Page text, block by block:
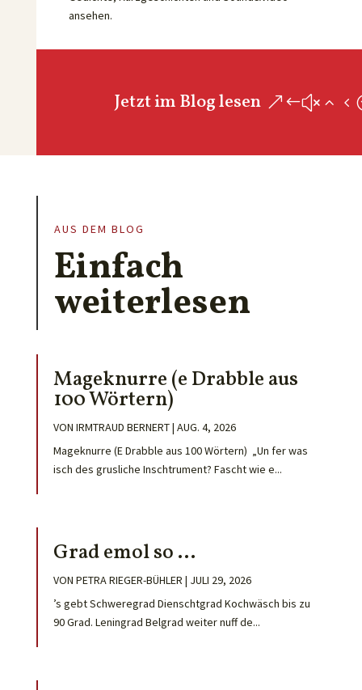
ansehen.
Jetzt im Blog lesen
AUS DEM BLOG
Einfach
weiterlesen
Mageknurre (e Drabble aus
100 Wörtern)
VON IRMTRAUD BERNERT| AUG. 4, 2026
Mageknurre (E Drabble aus 100 Wörtern) „Un fer was
isch des grusliche Inschtrument? Fascht wie e...
Grad emol so …
VON PETRA RIEGER-BÜHLER | JULI 29, 2026
’s gebt Schweregrad Dienschtgrad Kochwäsch bis zu
90 Grad. Leningrad Belgrad weiter nuff de...